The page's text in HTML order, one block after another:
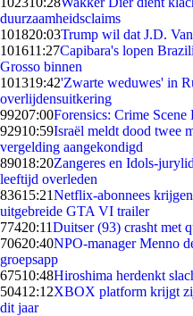
duurzaamheidsclaims
101820:03Trump wil dat J.D.
101611:27Capibara's lopen
Grosso binnen
101319:42'Zwarte weduwes' in
overlijdensuitkering
99207:00Forensics: Crime Scene
92910:59Israël meldt dood twee
vergelding aangekondigd
89018:20Zangeres en Idols-
leeftijd overleden
83615:21Netflix-abonnees
uitgebreide GTA VI trailer
77420:11Duitser (93) crasht met
70620:40NPO-manager Menno
groepsapp
67510:48Hiroshima herdenkt
50412:12XBOX platform krijgt
dit jaar